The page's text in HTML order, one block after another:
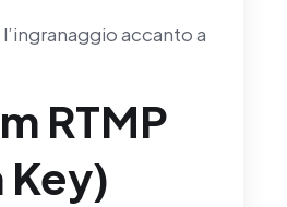
accanto a
RTMP
Key)